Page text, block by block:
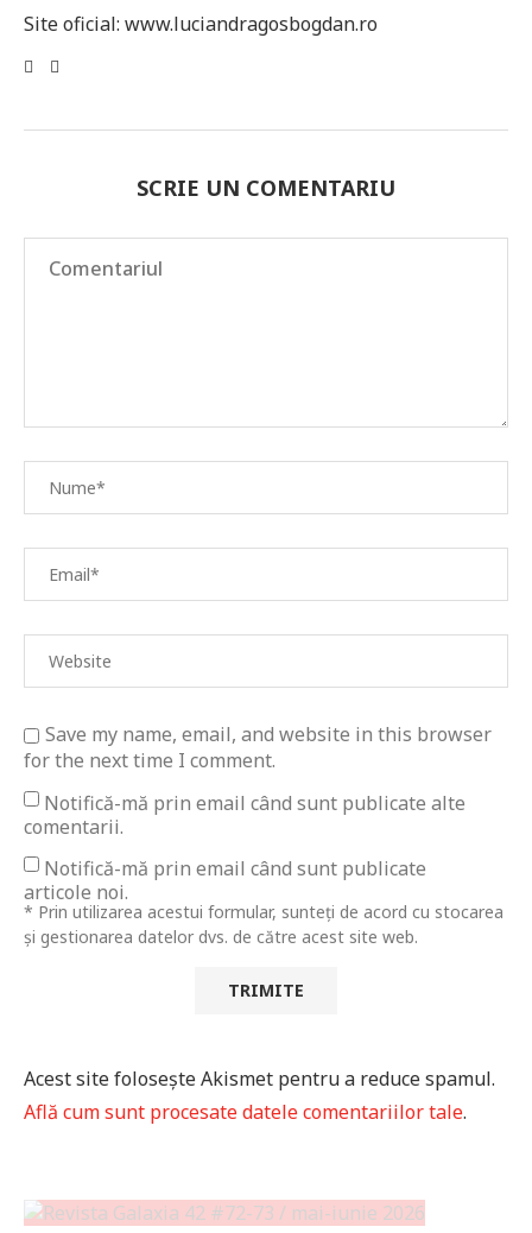
Site oficial: www.luciandragosbogdan.ro
SCRIE UN COMENTARIU
Save my name, email, and website in this browser
for the next time I comment.
Notifică-mă prin email când sunt publicate alte
comentarii.
Notifică-mă prin email când sunt publicate
articole noi.
* Prin utilizarea acestui formular, sunteți de acord cu stocarea
și gestionarea datelor dvs. de către acest site web.
Acest site folosește Akismet pentru a reduce spamul.
Află cum sunt procesate datele comentariilor tale.